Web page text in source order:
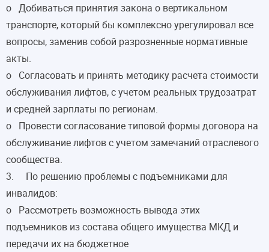
o Добиваться принятия закона о вертикальном
транспорте, который бы комплексно урегулировал все
вопросы, заменив собой разрозненные нормативные
акты.
o Согласовать и принять методику расчета стоимости
обслуживания лифтов, с учетом реальных трудозатрат
и средней зарплаты по регионам.
o Провести согласование типовой формы договора на
обслуживание лифтов с учетом замечаний отраслевого
сообщества.
3. По решению проблемы с подъемниками для
инвалидов:
o Рассмотреть возможность вывода этих
подъемников из состава общего имущества МКД и
передачи их на бюджетное